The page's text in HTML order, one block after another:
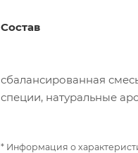
Состав
сбалансированная
специи, натуральные
* Информация о